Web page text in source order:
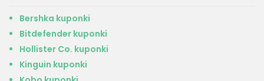
Bershka kuponki
Bitdefender kuponki
Hollister Co. kuponki
Kinguin kuponki